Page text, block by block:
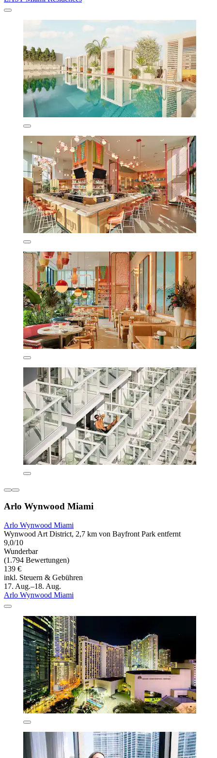
Arlo Wynwood Miami
Arlo Wynwood Miami
Wynwood Art District, 2,7 km von Bayfront Park entfernt
9,0/10
Wunderbar
(1.794 Bewertungen)
139 €
inkl. Steuern & Gebühren
17. Aug.–18. Aug.
Arlo Wynwood Miami